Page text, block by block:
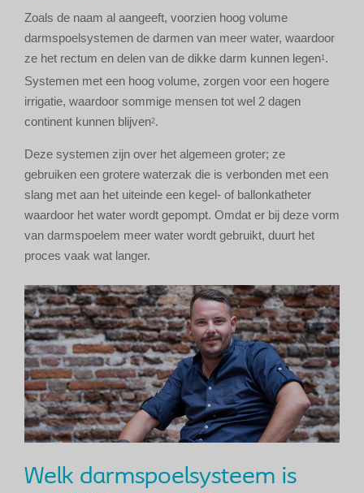
Zoals de naam al aangeeft, voorzien hoog volume
darmspoelsystemen de darmen van meer water, waardoor
ze het rectum en delen van de dikke darm kunnen legen1 .
Systemen met een hoog volume, zorgen voor een hogere
irrigatie, waardoor sommige mensen tot wel 2 dagen
continent kunnen blijven2.
Deze systemen zijn over het algemeen groter; ze
gebruiken een grotere waterzak die is verbonden met een
slang met aan het uiteinde een kegel- of ballonkatheter
waardoor het water wordt gepompt. Omdat er bij deze vorm
van darmspoelem meer water wordt gebruikt, duurt het
proces vaak wat langer.
Welk darmspoelsysteem is